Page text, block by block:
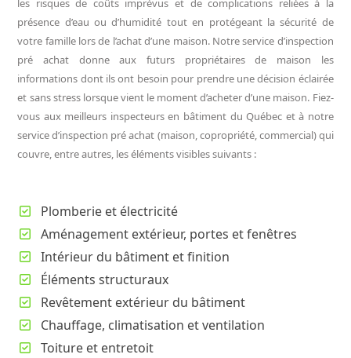
les risques de coûts imprévus et de complications reliées à la
présence d’eau ou d’humidité tout en protégeant la sécurité de
votre famille lors de l’achat d’une maison. Notre service d’inspection
pré achat donne aux futurs propriétaires de maison les
informations dont ils ont besoin pour prendre une décision éclairée
et sans stress lorsque vient le moment d’acheter d’une maison. Fiez-
vous aux meilleurs inspecteurs en bâtiment du Québec et à notre
service d’inspection pré achat (maison, copropriété, commercial) qui
couvre, entre autres, les éléments visibles suivants :
Plomberie et électricité
Aménagement extérieur, portes et fenêtres
Intérieur du bâtiment et finition
Éléments structuraux
Revêtement extérieur du bâtiment
Chauffage, climatisation et ventilation
Toiture et entretoit